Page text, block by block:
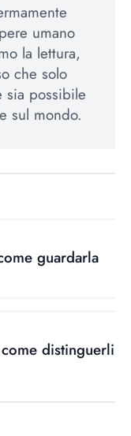
umano
la lettura,
che solo
sia possibile
sul mondo.
guardarla
distinguerli